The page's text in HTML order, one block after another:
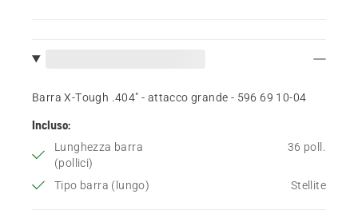
Barra X-Tough .404" - attacco grande - 596 69 10‑04
Incluso:
Lunghezza barra
(pollici)
36 poll.
Tipo barra (lungo) Stellite